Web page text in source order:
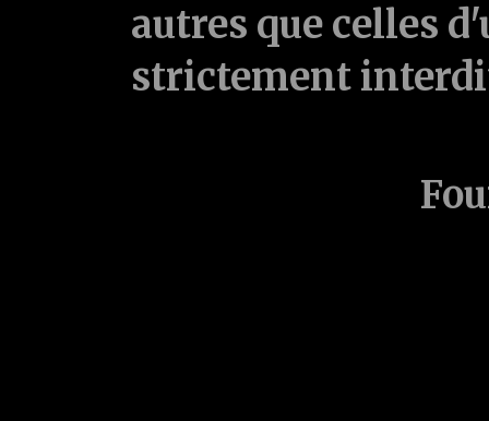
autres que celles
strictement